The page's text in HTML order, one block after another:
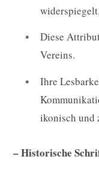
widerspiegelt.
Diese
Vereins.
Ihre
ikonisch und
– Historische